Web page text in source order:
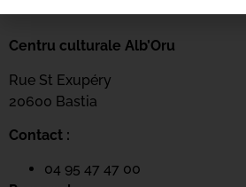
Centru culturale Alb’Oru
Rue St Exupéry
20600 Bastia
Contact :
04 95 47 47 00